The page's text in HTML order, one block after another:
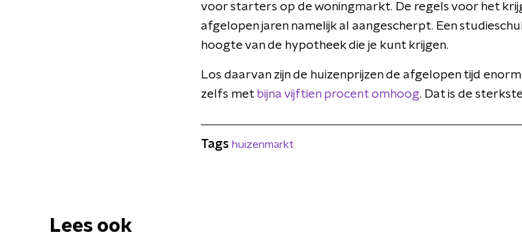
voor starters op de woningmarkt. De regels voor het
afgelopen jaren namelijk al aangescherpt. Een
hoogte van de hypotheek die je kunt krijgen.
Los daarvan zijn de huizenprijzen de afgelopen tijd
zelfs met bijna vijftien procent omhoog. Dat is de
Tags huizenmarkt
Lees ook